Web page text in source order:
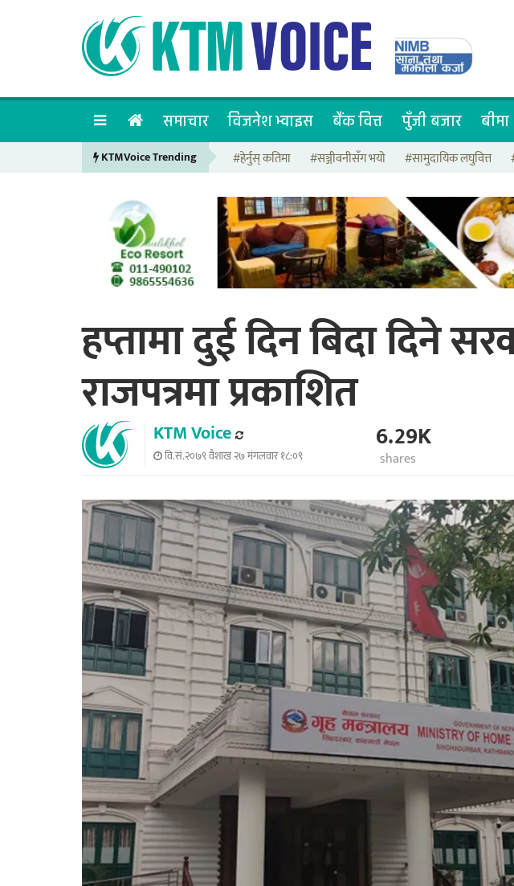
समाचार विजनेश भ्वाइस बैंक वित्त पुँजी बजार बीमा
KTMVoice Trending #हेर्नुस् कतिमा #सञ्जीवनीसँग भयो #सामुदायिक लघुवित्त
हप्तामा दुई दिन बिदा दिने
राजपत्रमा प्रकाशित
KTM Voice
वि.सं.२०७९ वैशाख २७ मंगलवार १८:०९
6.29K
shares